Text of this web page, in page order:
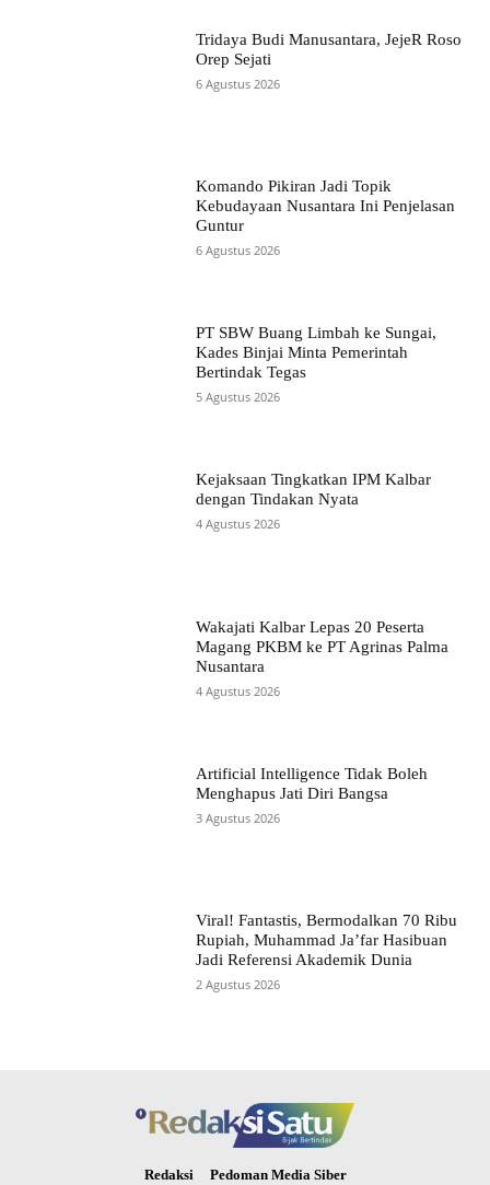
Tridaya Budi Manusantara, JejeR Roso
Orep Sejati
6 Agustus 2026
Komando Pikiran Jadi Topik
Kebudayaan Nusantara Ini Penjelasan
Guntur
6 Agustus 2026
PT SBW Buang Limbah ke Sungai,
Kades Binjai Minta Pemerintah
Bertindak Tegas
5 Agustus 2026
Kejaksaan Tingkatkan IPM Kalbar
dengan Tindakan Nyata
4 Agustus 2026
Wakajati Kalbar Lepas 20 Peserta
Magang PKBM ke PT Agrinas Palma
Nusantara
4 Agustus 2026
Artificial Intelligence Tidak Boleh
Menghapus Jati Diri Bangsa
3 Agustus 2026
Viral! Fantastis, Bermodalkan 70 Ribu
Rupiah, Muhammad Ja’far Hasibuan
Jadi Referensi Akademik Dunia
2 Agustus 2026
Redaksi Pedoman Media Siber